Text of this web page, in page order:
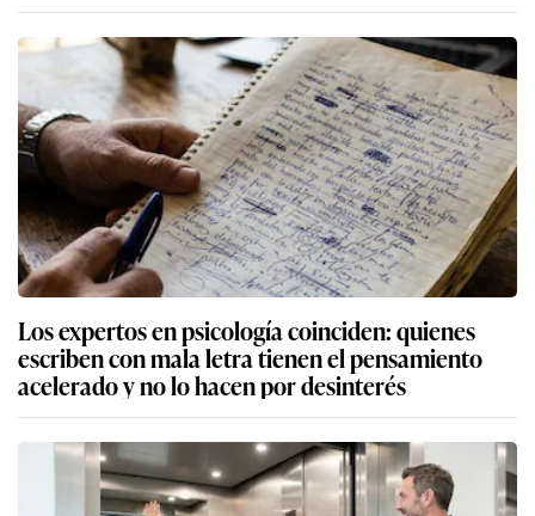
Los expertos en psicología coinciden: quienes
escriben con mala letra tienen el pensamiento
acelerado y no lo hacen por desinterés